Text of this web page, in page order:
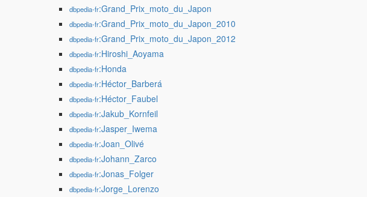
dbpedia-fr:Grand_Prix_moto_du_Japon
dbpedia-fr:Grand_Prix_moto_du_Japon_2010
dbpedia-fr:Grand_Prix_moto_du_Japon_2012
dbpedia-fr:Hiroshi_Aoyama
dbpedia-fr:Honda
dbpedia-fr:Héctor_Barberá
dbpedia-fr:Héctor_Faubel
dbpedia-fr:Jakub_Kornfeil
dbpedia-fr:Jasper_Iwema
dbpedia-fr:Joan_Olivé
dbpedia-fr:Johann_Zarco
dbpedia-fr:Jonas_Folger
dbpedia-fr:Jorge_Lorenzo